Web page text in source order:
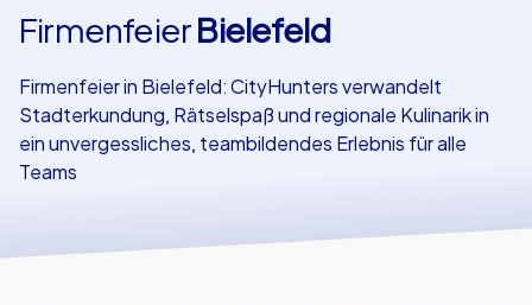
FirmenfeierBielefeld
Firmenfeier in Bielefeld: CityHunters verwandelt
Stadterkundung, Rätselspaß und regionale Kulinarik in
ein unvergessliches, teambildendes Erlebnis für alle
Teams